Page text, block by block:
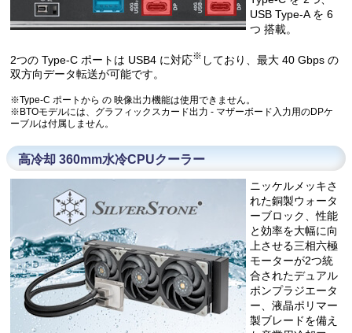
USB Type-A を 6
つ 搭載。
2つの Type-C ポートは USB4 に対応※ しており、最大 40 Gbps の
双方向データ転送が可能です。
※Type-C ポートから の 映像出力機能は使用できません。
※BTOモデルには、グラフィックスカード出力 - マザーボード入力用のDPケ
ーブルは付属しません。
高冷却 360mm水冷CPUクーラー
ニッケルメッキさ
れた銅製ウォータ
ーブロック、性能
と効率を大幅に向
上させる三相六極
モーターが2つ統
合されたデュアル
ポンプラジエータ
ー、液晶ポリマー
製ブレードを備え